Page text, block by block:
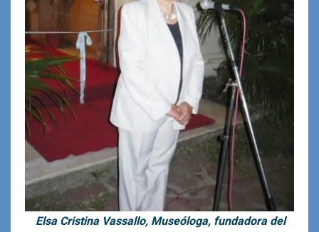
Elsa Cristina Vassallo, Museóloga, fundadora del